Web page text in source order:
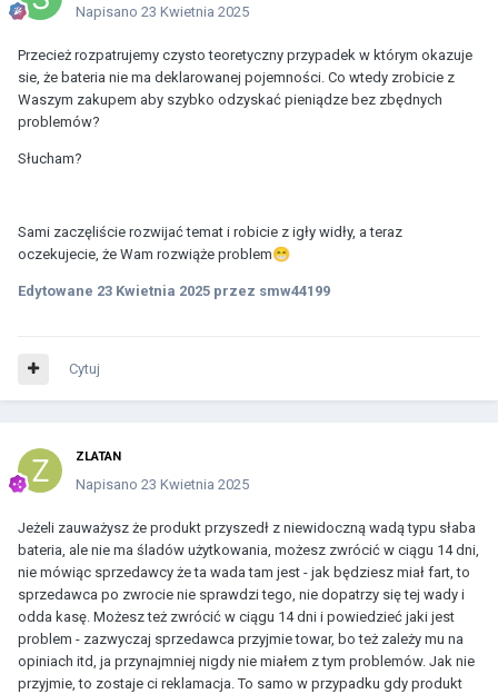
Napisano 23 Kwietnia 2025
Przecież rozpatrujemy czysto teoretyczny przypadek w którym okazuje
sie, że bateria nie ma deklarowanej pojemności. Co wtedy zrobicie z
Waszym zakupem aby szybko odzyskać pieniądze bez zbędnych
problemów?
Słucham?
Sami zaczęliście rozwijać temat i robicie z igły widły, a teraz
oczekujecie, że Wam rozwiąże problem😁
Edytowane 23 Kwietnia 2025 przez smw44199
Cytuj
ZLATAN
Napisano 23 Kwietnia 2025
Jeżeli zauważysz że produkt przyszedł z niewidoczną wadą typu słaba
bateria, ale nie ma śladów użytkowania, możesz zwrócić w ciągu 14 dni,
nie mówiąc sprzedawcy że ta wada tam jest - jak będziesz miał fart, to
sprzedawca po zwrocie nie sprawdzi tego, nie dopatrzy się tej wady i
odda kasę. Możesz też zwrócić w ciągu 14 dni i powiedzieć jaki jest
problem - zazwyczaj sprzedawca przyjmie towar, bo też zależy mu na
opiniach itd, ja przynajmniej nigdy nie miałem z tym problemów. Jak nie
przyjmie, to zostaje ci reklamacja. To samo w przypadku gdy produkt